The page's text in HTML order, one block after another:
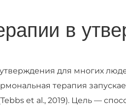
в
для многих
терапия
et al., 2019). Цель —